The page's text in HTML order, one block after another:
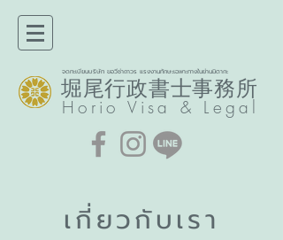
จดทะเบียนบริษัท ขอวีซ่าถาวร แรงงานทักษะเฉพาะทางในย่านมิตากะ
Horio Visa & Legal
堀尾行政書士事務所​
เกี่ยวกับเรา